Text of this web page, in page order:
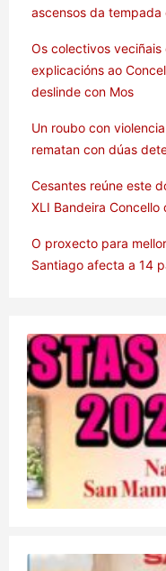
ascensos da
Os colectivos
explicacións ao
deslinde con Mos
Un roubo con
rematan con dúas
Cesantes reúne este
XLI Bandeira Concello
O proxecto para
Santiago afecta a 14